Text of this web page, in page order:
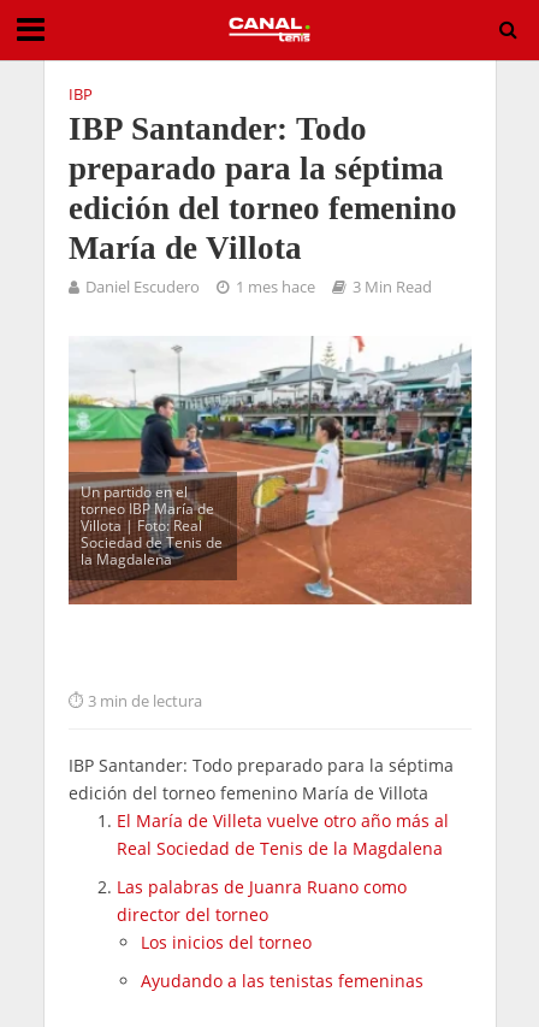
IBP
IBP Santander: Todo
preparado para la séptima
edición del torneo femenino
María de Villota
Daniel Escudero 1 mes hace 3 Min Read
Un partido en el
torneo IBP María de
Villota | Foto: Real
Sociedad de Tenis de
la Magdalena
3 min de lectura
IBP Santander: Todo preparado para la séptima
edición del torneo femenino María de Villota
El María de Villeta vuelve otro año más al
Real Sociedad de Tenis de la Magdalena
Las palabras de Juanra Ruano como
director del torneo
Los inicios del torneo
Ayudando a las tenistas femeninas